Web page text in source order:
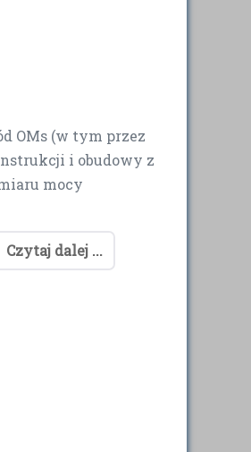
OMs (w tym przez
i obudowy z
mocy
Czytaj dalej ...